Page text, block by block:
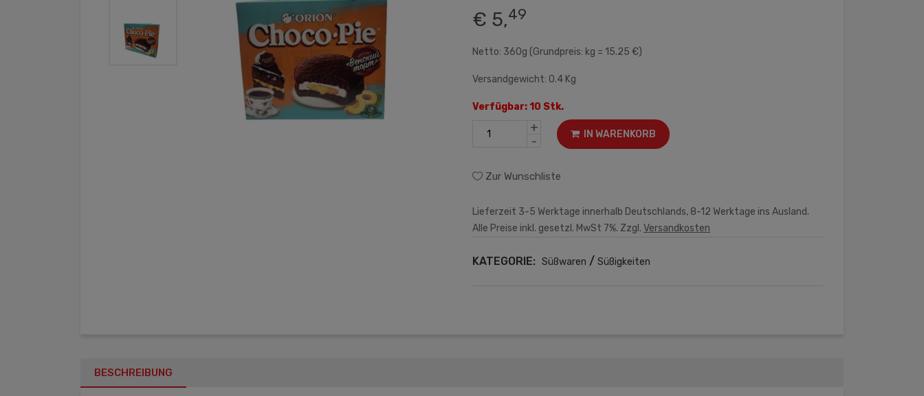
€ 5,49
Netto: 360g (Grundpreis: kg = 15.25 €)
Versandgewicht: 0.4 Kg
Verfügbar: 10 Stk.
+
-
IN WARENKORB
Zur Wunschliste
Lieferzeit 3-5 Werktage innerhalb Deutschlands, 8-12 Werktage ins Ausland.
Alle Preise inkl. gesetzl. MwSt 7%. Zzgl. Versandkosten
KATEGORIE: Süßwaren / Süßigkeiten
BESCHREIBUNG